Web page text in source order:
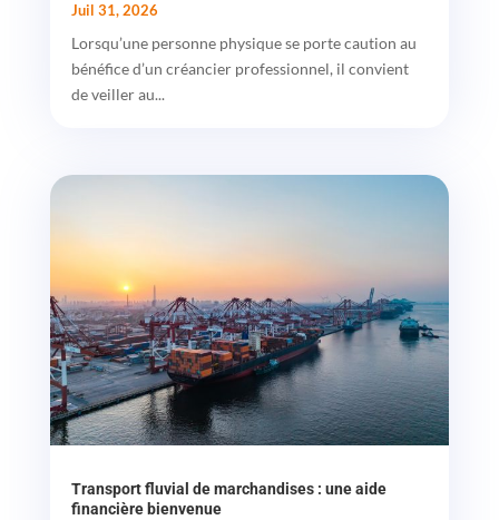
Juil 31, 2026
Lorsqu’une personne physique se porte caution au
bénéfice d’un créancier professionnel, il convient
de veiller au...
Transport fluvial de marchandises : une aide
financière bienvenue